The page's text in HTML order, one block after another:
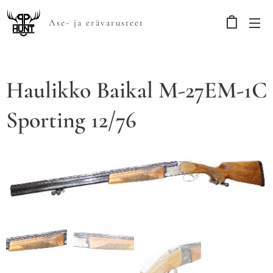
Ase- ja erävarusteet
Haulikko Baikal M-27EM-1C
Sporting 12/76